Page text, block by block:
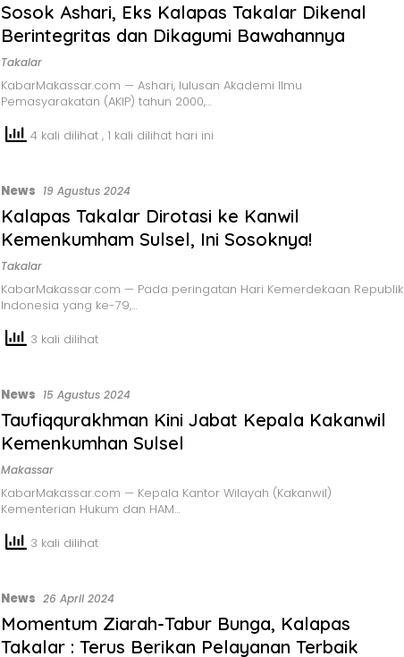
Sosok Ashari, Eks Kalapas Takalar Dikenal
Berintegritas dan Dikagumi Bawahannya
Takalar
KabarMakassar.com — Ashari, lulusan Akademi Ilmu
Pemasyarakatan (AKIP) tahun 2000,…
4 kali dilihat , 1 kali dilihat hari ini
News 19 Agustus 2024
Kalapas Takalar Dirotasi ke Kanwil
Kemenkumham Sulsel, Ini Sosoknya!
Takalar
KabarMakassar.com — Pada peringatan Hari Kemerdekaan Republik
Indonesia yang ke-79,…
3 kali dilihat
News 15 Agustus 2024
Taufiqqurakhman Kini Jabat Kepala Kakanwil
Kemenkumhan Sulsel
Makassar
KabarMakassar.com — Kepala Kantor Wilayah (Kakanwil)
Kementerian Hukum dan HAM…
3 kali dilihat
News 26 April 2024
Momentum Ziarah-Tabur Bunga, Kalapas
Takalar : Terus Berikan Pelayanan Terbaik